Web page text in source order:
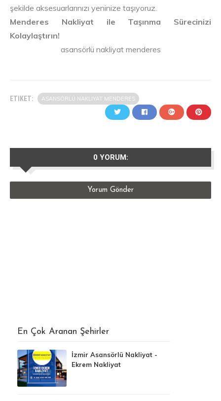
şekilde aksesuarlarınızı yeninize taşıyoruz.
Menderes Nakliyat ile Taşınma Sürecinizi
Kolaylaştırın!
asansörlü nakliyat menderes
ETIKET: ASANSÖRLÜ NAKLIYAT MENDERES
0 YORUM:
Yorum Gönder
En Çok Aranan Şehirler
İzmir Asansörlü Nakliyat -
Ekrem Nakliyat